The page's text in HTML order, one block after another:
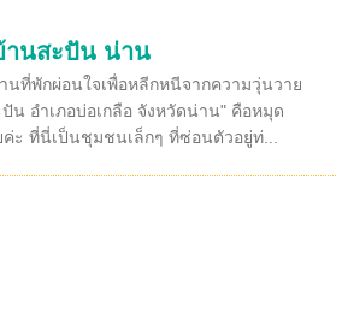
านสะปัน น่าน
ที่พักผ่อนใจเพื่อหลีกหนีจากความวุ่นวาย
น อำเภอบ่อเกลือ จังหวัดน่าน" คือหมุด
ะ ที่นี่เป็นชุมชนเล็กๆ ที่ซ่อนตัวอยู่ท่...